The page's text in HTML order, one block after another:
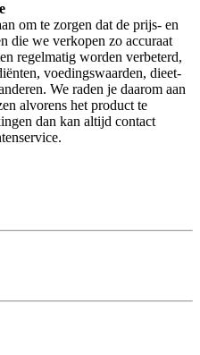
om te zorgen dat de prijs- en
die we verkopen zo accuraat
regelmatig worden verbeterd,
voedingswaarden, dieet-
We raden je daarom aan
alvorens het product te
dan kan altijd contact